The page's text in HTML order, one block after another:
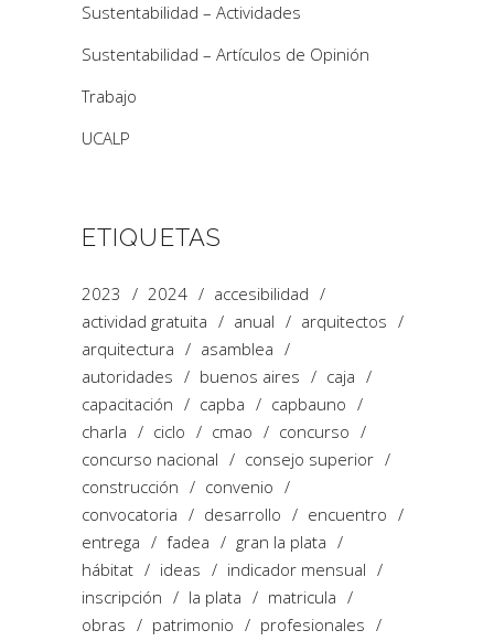
Sustentabilidad – Actividades
Sustentabilidad – Artículos de Opinión
Trabajo
UCALP
ETIQUETAS
2023 2024
accesibilidad
actividad gratuita
anual
arquitectos
arquitectura
asamblea
autoridades
buenos aires
caja
capacitación
capba
capbauno
charla
ciclo cmao
concurso
concurso nacional
consejo superior
construcción
convenio
convocatoria
desarrollo
encuentro
entrega
fadea
gran la plata
hábitat
ideas
indicador mensual
inscripción
la plata
matricula
obras
patrimonio
profesionales